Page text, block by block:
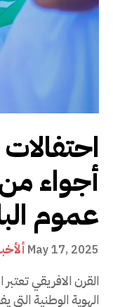
أجواء
عموم
May 17, 2025
القرن
الهوية الوطنية